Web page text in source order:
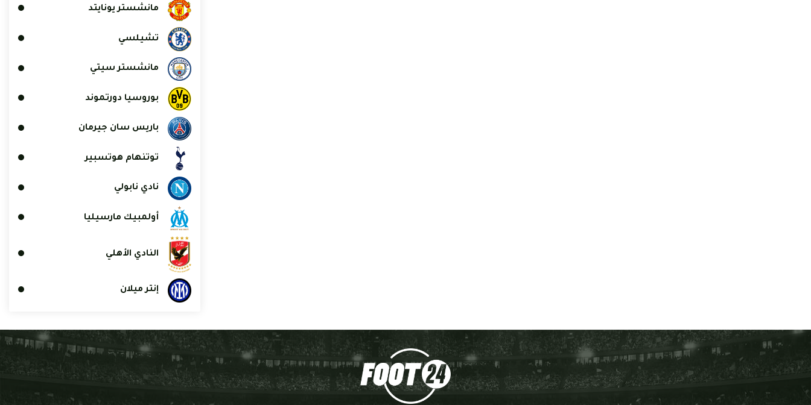
مانشستر يونايتد
تشيلسي
مانشستر سيتي
بوروسيا دورتموند
باريس سان جيرمان
توتنهام هوتسبير
نادي نابولي
أولمبيك مارسيليا
النادي الأهلي
إنتر ميلان